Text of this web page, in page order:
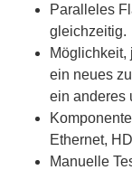
Paralleles
gleichzeitig.
Möglichkeit,
ein neues
ein anderes
Ethernet,
Manuelle